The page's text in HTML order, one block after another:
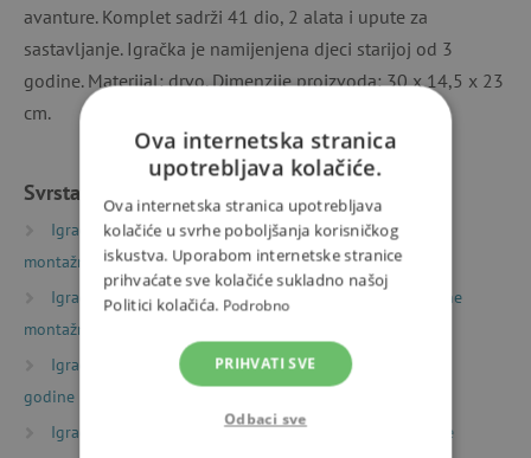
avanture. Komplet sadrži 41 dio, 2 alata i upute za
sastavljanje. Igračka je namijenjena djeci starijoj od 3
godine. Materijal: drvo. Dimenzije proizvoda: 30 x 14,5 x 23
cm.
Svrstano u kategorije
Igračke prema vrsti Drvene igračke
Drvene
montažne igračke
Igračke prema vrsti
Igračke za gradnju
Drvene
montažne igračke
Igračke prema starosti
Igre i igračke za djecu od 3
godine
Igračke prema starosti
Igre i igračke za predškolce
Ova internetska stranica
upotrebljava kolačiće.
Ova internetska stranica upotrebljava
kolačiće u svrhe poboljšanja korisničkog
iskustva. Uporabom internetske stranice
prihvaćate sve kolačiće sukladno našoj
Politici kolačića. Podrobno
PRIHVATI SVE
Odbaci sve